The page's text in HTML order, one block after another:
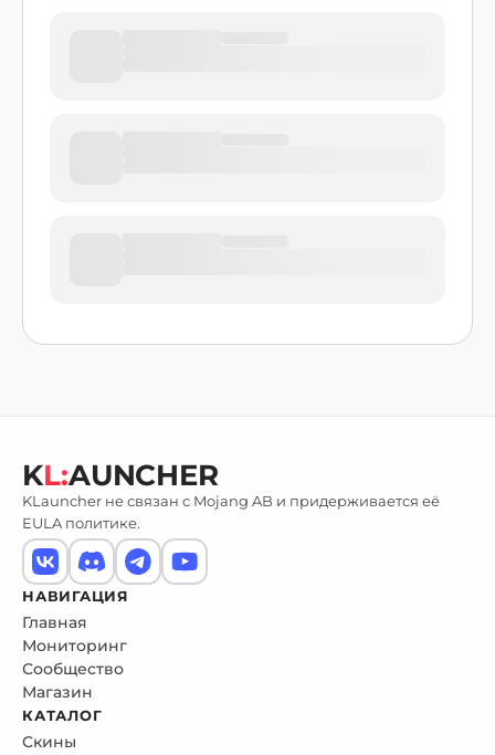
KL:AUNCHER
KLauncher не связан с Mojang AB и придерживается её
EULA политике.
НАВИГАЦИЯ
Главная
Мониторинг
Сообщество
Магазин
КАТАЛОГ
Скины